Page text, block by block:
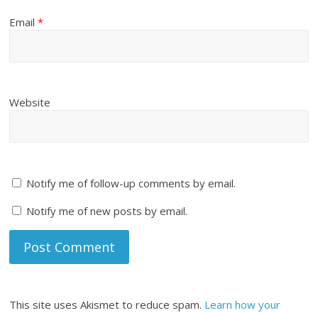
Email*
Website
Notify me of follow-up comments by email.
Notify me of new posts by email.
This site uses Akismet to reduce spam. Learn how your